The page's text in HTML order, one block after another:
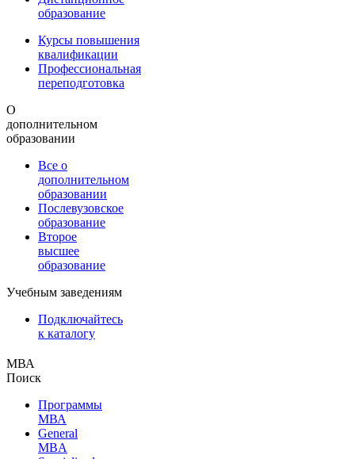
образование
Курсы повышения
квалификации
Профессиональная
переподготовка
О
дополнительном
образовании
Все о
дополнительном
образовании
Послевузовское
образование
Второе
высшее
образование
Учебным заведениям
Подключайтесь
к каталогу
МВА
Поиск
Программы
МВА
General
MBA